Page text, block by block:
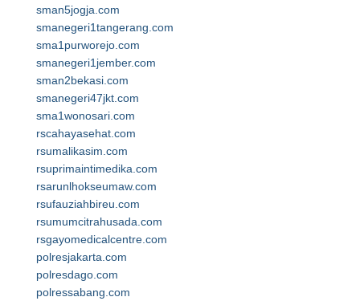
sman5jogja.com
smanegeri1tangerang.com
sma1purworejo.com
smanegeri1jember.com
sman2bekasi.com
smanegeri47jkt.com
sma1wonosari.com
rscahayasehat.com
rsumalikasim.com
rsuprimaintimedika.com
rsarunlhokseumaw.com
rsufauziahbireu.com
rsumumcitrahusada.com
rsgayomedicalcentre.com
polresjakarta.com
polresdago.com
polressabang.com